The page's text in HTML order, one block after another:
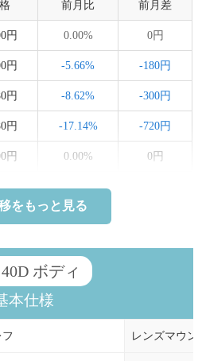
前月比 前月差
円 0.00% 0円
円 -5.66% -180円
円 -8.62% -300円
円 -17.14% -720円
円 0.00% 0円
円 0.00%
円 -0.69% -29円
円 -10.78%
円
円 0円
をもっと見る
ボディ
本仕様
レンズマウン